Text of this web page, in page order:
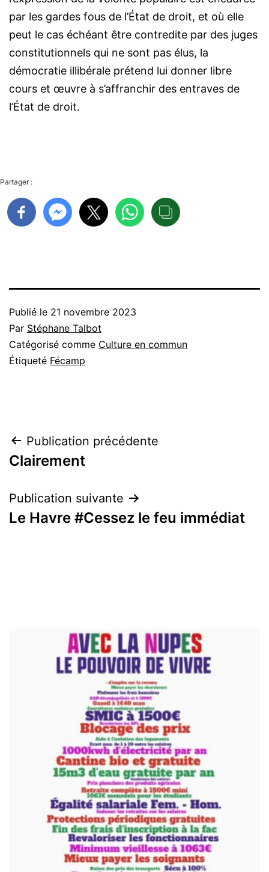
par les gardes fous de l’État de droit, et où elle
peut le cas échéant être contredite par des juges
constitutionnels qui ne sont pas élus, la
démocratie illibérale prétend lui donner libre
cours et œuvre à s’affranchir des entraves de
l’État de droit.
Partager :
Publié le 21 novembre 2023
Par Stéphane Talbot
Catégorisé comme Culture en commun
Étiqueté Fécamp
Navigation
de
l’article
Publication précédente
Clairement
Publication suivante
Le Havre #Cessez le feu immédiat